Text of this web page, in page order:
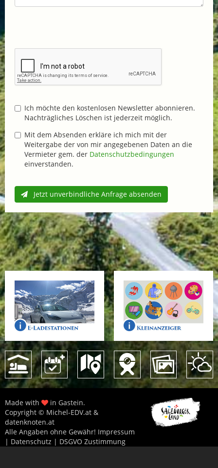
Ich möchte den kostenlosen Newsletter abonnieren.
Nachträgliches Löschen ist jederzeit möglich.
Mit dem Absenden erkläre ich mich mit der
Weitergabe der von mir angegebenen Daten an die
Vermieter gem. der Datenschutzbedingungen
einverstanden.
Jetzt unverbindliche Anfrage absenden
Made with
in Gastein.
Copyright © Michel-EDV.at &
datenknoten.at
Alle Angaben ohne Gewähr! Impressum
| Datenschutz | DSGVO Zustimmung